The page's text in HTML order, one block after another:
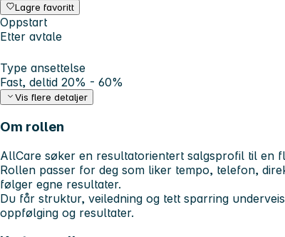
Lagre favoritt
Oppstart
Etter avtale
Type ansettelse
Fast, deltid 20% - 60%
Vis flere detaljer
Om rollen
AllCare søker en resultatorientert salgsprofil til en
Rollen passer for deg som liker tempo, telefon,
følger egne resultater.
Du får struktur, veiledning og tett sparring
oppfølging og resultater.